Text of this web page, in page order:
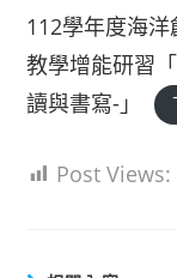
112學年度海
教學增能研習
讀與書寫-」
Post Views: